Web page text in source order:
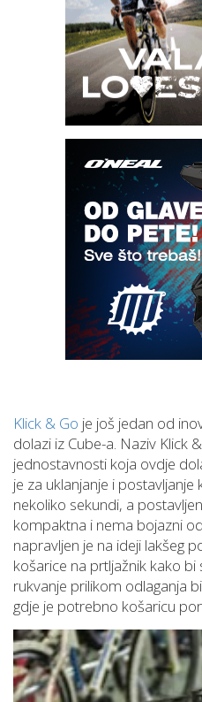
Klick & Go je još jedan od
dolazi iz Cube-a. Naziv Klick
jednostavnosti koja ovdje
je za uklanjanje i
nekoliko sekundi, a
kompaktna i nema bojazni
napravljen je na ideji lakšeg
košarice na prtljažnik kako
rukvanje prilikom odlaganja
gdje je potrebno košaricu